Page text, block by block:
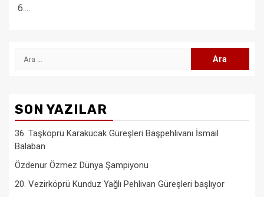
6....
Arama:
SON YAZILAR
36. Taşköprü Karakucak Güreşleri Başpehlivanı İsmail
Balaban
Özdenur Özmez Dünya Şampiyonu
20. Vezirköprü Kunduz Yağlı Pehlivan Güreşleri başlıyor